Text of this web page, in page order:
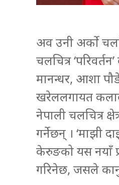
अव उनी अर्को
चलचित्र
मानन्धर, आशा
खरेललगायत
नेपाली चलचित्र
गर्नेछन् । ‘माझी
केरुङको यस नयाँ
गरिनेछ, जसले कानुन